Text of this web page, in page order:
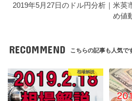
2019年5月27日のドル円分析｜米英
め値
RECOMMEND こちらの記事も人気で
相場解説